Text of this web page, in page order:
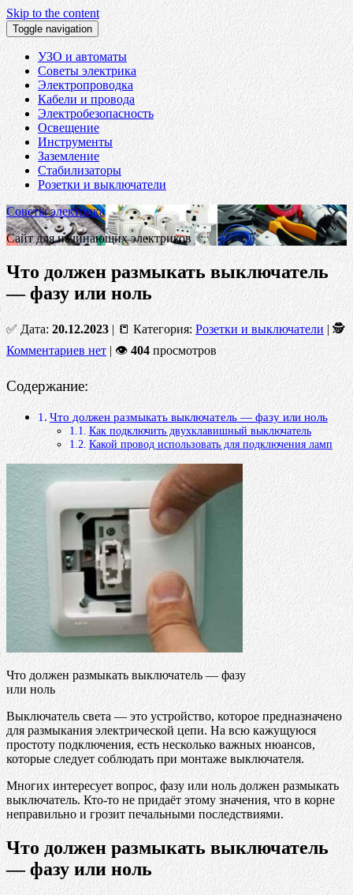
Skip to the content
Toggle navigation
УЗО и автоматы
Советы электрика
Электропроводка
Кабели и провода
Электробезопасность
Освещение
Инструменты
Заземление
Стабилизаторы
Розетки и выключатели
Советы электрика
Сайт для начинающих электриков
Что должен размыкать выключатель
— фазу или ноль
✅ Дата:20.12.2023 | 📒 Категория: Розетки и выключатели | 🕵
Комментариев нет | 👁 404 просмотров
Содержание:
Что должен размыкать выключатель — фазу или ноль
Как подключить двухклавишный выключатель
Какой провод использовать для подключения ламп
Что должен размыкать выключатель — фазу
или ноль
Выключатель света — это устройство, которое предназначено
для размыкания электрической цепи. На всю кажущуюся
простоту подключения, есть несколько важных нюансов,
которые следует соблюдать при монтаже выключателя.
Многих интересует вопрос, фазу или ноль должен размыкать
выключатель. Кто-то не придаёт этому значения, что в корне
неправильно и грозит печальными последствиями.
Что должен размыкать выключатель
— фазу или ноль